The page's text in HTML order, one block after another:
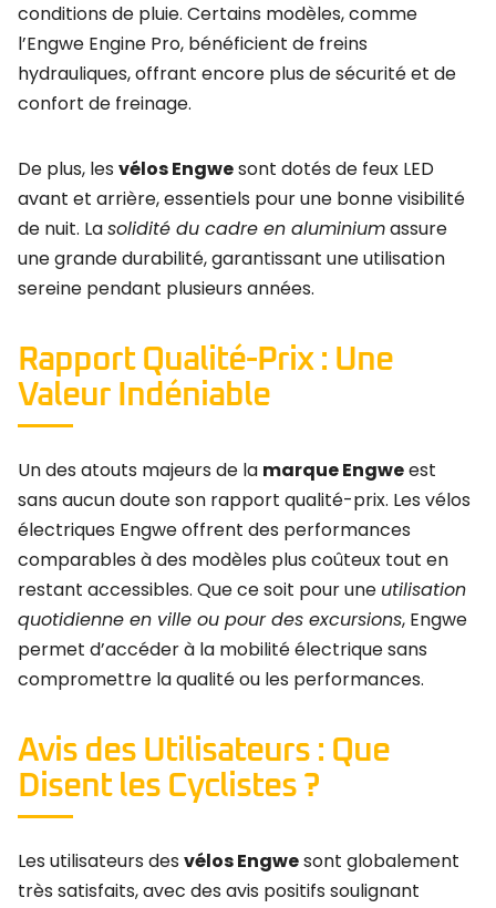
conditions de pluie. Certains modèles, comme
l’Engwe Engine Pro, bénéficient de freins
hydrauliques, offrant encore plus de sécurité et de
confort de freinage.
De plus, les vélos Engwesont dotés de feux LED
avant et arrière, essentiels pour une bonne visibilité
de nuit. Lasolidité du cadre en aluminiumassure
une grande durabilité, garantissant une utilisation
sereine pendant plusieurs années.
Rapport Qualité-Prix : Une
Valeur Indéniable
Un des atouts majeurs de la marque Engweest
sans aucun doute son rapport qualité-prix. Les vélos
électriques Engwe offrent des performances
comparables à des modèles plus coûteux tout en
restant accessibles. Que ce soit pour une utilisation
quotidienne en ville ou pour des excursions, Engwe
permet d’accéder à la mobilité électrique sans
compromettre la qualité ou les performances.
Avis des Utilisateurs : Que
Disent les Cyclistes ?
Les utilisateurs des vélos Engwesont globalement
très satisfaits, avec des avis positifs soulignant